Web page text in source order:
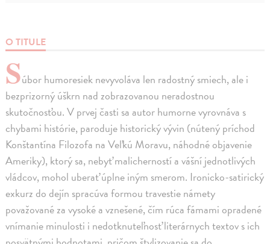
O TITULE
Súbor humoresiek nevyvoláva len radostný smiech, ale i
bezprizorný úškrn nad zobrazovanou neradostnou
skutočnosťou. V prvej časti sa autor humorne vyrovnáva s
chybami histórie, paroduje historický vývin (nútený príchod
Konštantína Filozofa na Veľkú Moravu, náhodné objavenie
Ameriky), ktorý sa, nebyť malicherností a vášní jednotlivých
vládcov, mohol uberať úplne iným smerom. Ironicko-satirický
exkurz do dejín spracúva formou travestie námety
považované za vysoké a vznešené, čím rúca fámami opradené
vnímanie minulosti i nedotknuteľnosť literárnych textov s ich